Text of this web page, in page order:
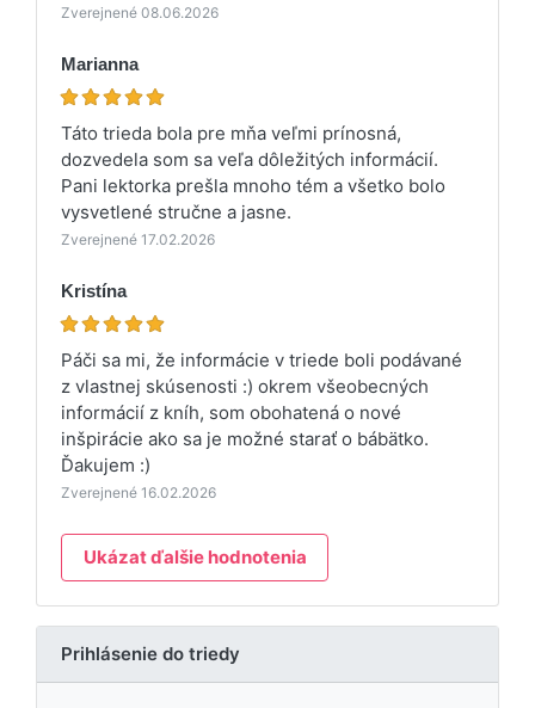
Zverejnené 08.06.2026
Marianna
Táto trieda bola pre mňa veľmi prínosná,
dozvedela som sa veľa dôležitých informácií.
Pani lektorka prešla mnoho tém a všetko bolo
vysvetlené stručne a jasne.
Zverejnené 17.02.2026
Kristína
Páči sa mi, že informácie v triede boli podávané
z vlastnej skúsenosti :) okrem všeobecných
informácií z kníh, som obohatená o nové
inšpirácie ako sa je možné starať o bábätko.
Ďakujem :)
Zverejnené 16.02.2026
Ukázat ďalšie hodnotenia
Prihlásenie do triedy